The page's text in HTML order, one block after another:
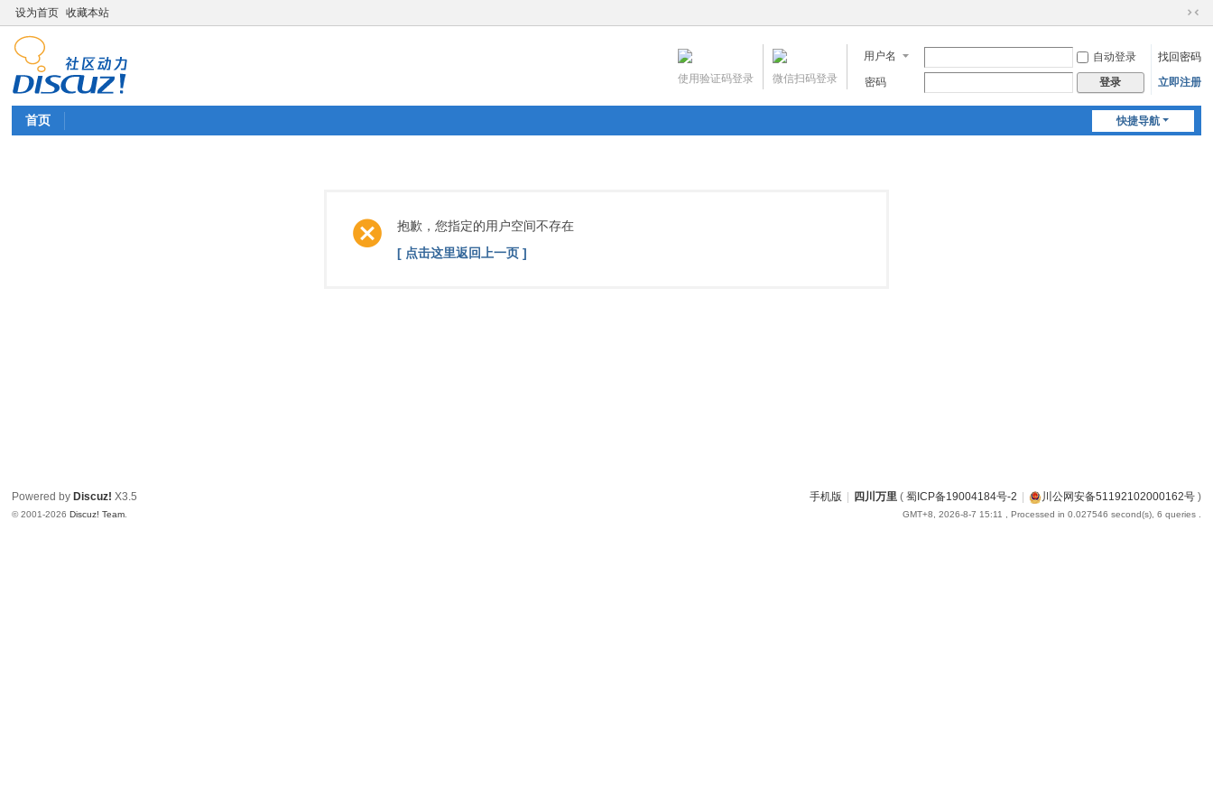
设为首页 收藏本站
切
到
窄
用户名 自动登录
找回密码
密码
登录 立即注册
微信扫码登录
使用验证码登录
快捷导航
首页
抱歉，您指定的用户空间不存在
[ 点击这里返回上一页 ]
手机版 四川万里( 蜀ICP备19004184号-2 川公网安备51192102000162号)
GMT+8, 2026-8-7 15:11 , Processed in 0.027546 second(s), 6 queries .
Powered by Discuz! X3.5
© 2001-2026Discuz! Team